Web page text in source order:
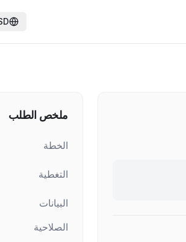
ملخص الطلب
الخطة
التغطية
البيانات
الصلاحية